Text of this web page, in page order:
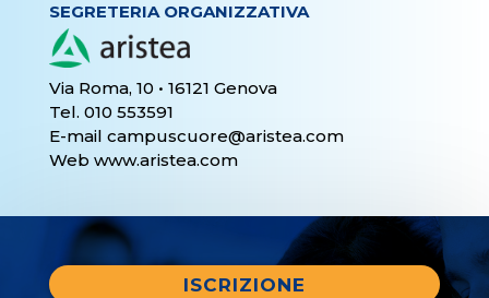
SEGRETERIA ORGANIZZATIVA
Via Roma, 10 • 16121 Genova
Tel. 010 553591
E-mail campuscuore@aristea.com
Web www.aristea.com
ISCRIZIONE